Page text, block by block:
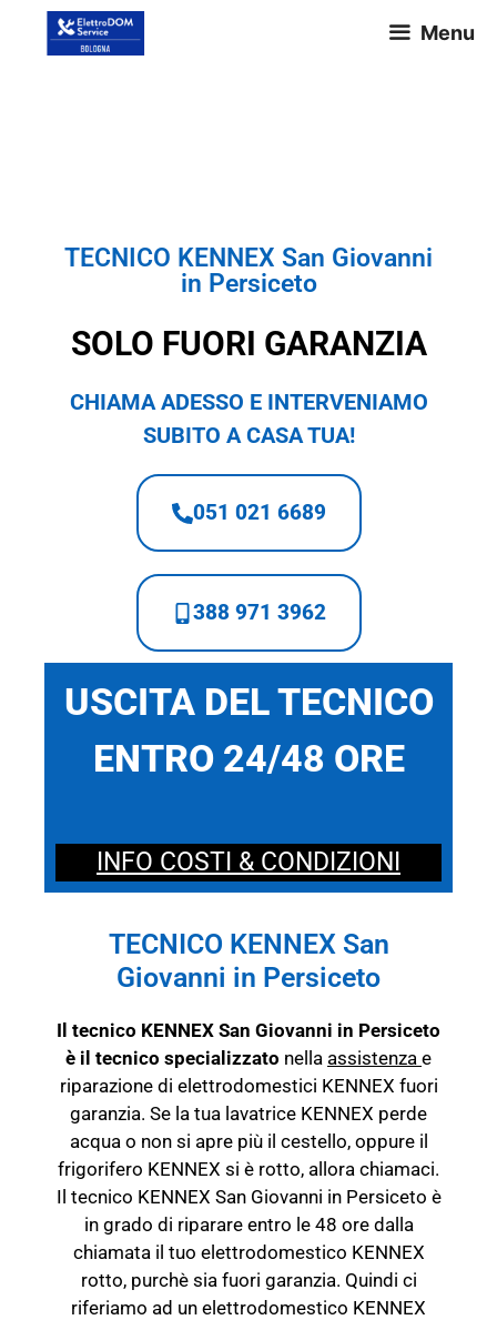
Menu
TECNICO KENNEX San Giovanni
in Persiceto
SOLO FUORI GARANZIA
CHIAMA ADESSO E INTERVENIAMO
SUBITO A CASA TUA!
051 021 6689
388 971 3962
USCITA DEL TECNICO
ENTRO 24/48 ORE
INFO COSTI & CONDIZIONI
TECNICO KENNEX San
Giovanni in Persiceto
Il tecnico KENNEX San Giovanni in Persiceto
è il tecnico specializzato nella assistenza e
riparazione di elettrodomestici KENNEX fuori
garanzia. Se la tua lavatrice KENNEX perde
acqua o non si apre più il cestello, oppure il
frigorifero KENNEX si è rotto, allora chiamaci.
Il tecnico KENNEX San Giovanni in Persiceto è
in grado di riparare entro le 48 ore dalla
chiamata il tuo elettrodomestico KENNEX
rotto, purchè sia fuori garanzia. Quindi ci
riferiamo ad un elettrodomestico KENNEX